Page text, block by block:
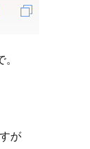
が